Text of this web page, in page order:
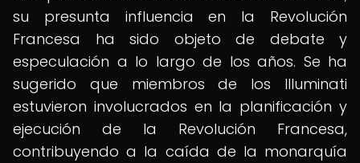
su presunta influencia en la Revolución
Francesa ha sido objeto de debate y
especulación a lo largo de los años. Se ha
sugerido que miembros de los Illuminati
estuvieron involucrados en la planificación y
ejecución de la Revolución Francesa,
contribuyendo a la caída de la monarquía